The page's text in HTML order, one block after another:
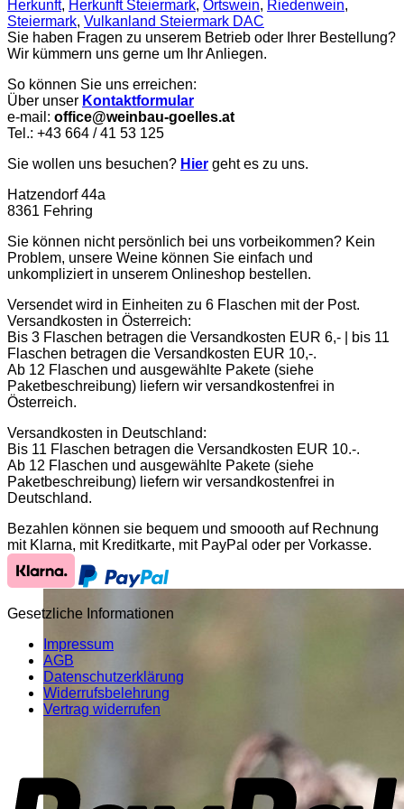
Herkunft, Herkunft Steiermark, Ortswein, Riedenwein,
Steiermark, Vulkanland Steiermark DAC
Sie haben Fragen zu unserem Betrieb oder Ihrer Bestellung?
Wir kümmern uns gerne um Ihr Anliegen.
So können Sie uns erreichen:
Über unser Kontaktformular
e-mail: office@weinbau-goelles.at
Tel.: +43 664 / 41 53 125
Sie wollen uns besuchen? Hier geht es zu uns.
Hatzendorf 44a
8361 Fehring
Sie können nicht persönlich bei uns vorbeikommen? Kein
Problem, unsere Weine können Sie einfach und
unkompliziert in unserem Onlineshop bestellen.
Versendet wird in Einheiten zu 6 Flaschen mit der Post.
Versandkosten in Österreich:
Bis 3 Flaschen betragen die Versandkosten EUR 6,- | bis 11
Flaschen betragen die Versandkosten EUR 10,-.
Ab 12 Flaschen und ausgewählte Pakete (siehe
Paketbeschreibung) liefern wir versandkostenfrei in
Österreich.
Versandkosten in Deutschland:
Bis 11 Flaschen betragen die Versandkosten EUR 10.-.
Ab 12 Flaschen und ausgewählte Pakete (siehe
Paketbeschreibung) liefern wir versandkostenfrei in
Deutschland.
Bezahlen können sie bequem und smoooth auf Rechnung
mit Klarna, mit Kreditkarte, mit PayPal oder per Vorkasse.
Gesetzliche Informationen
Impressum
AGB
Datenschutzerklärung
Widerrufsbelehrung
Vertrag widerrufen